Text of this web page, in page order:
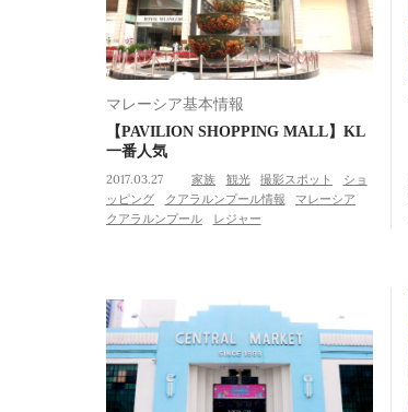
マレーシア基本情報
【PAVILION SHOPPING MALL】KL
一番人気
2017.03.27 家族 観光 撮影スポット
ショ
ッピング
クアラルンプール情報
マレーシア
クアラルンプール
レジャー